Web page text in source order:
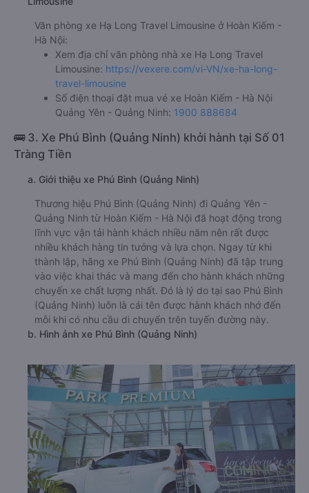
Văn phòng xe Hạ Long Travel Limousine ở Hoàn Kiếm -
Hà Nội:
Xem địa chỉ văn phòng nhà xe Hạ Long Travel
Limousine: https://vexere.com/vi-VN/xe-ha-long-
travel-limousine
Số điện thoại đặt mua vé xe Hoàn Kiếm - Hà Nội
Quảng Yên - Quảng Ninh: 1900 888684
🚌 3. Xe Phú Bình (Quảng Ninh) khởi hành tại Số 01
Tràng Tiền
a. Giới thiệu xe Phú Bình (Quảng Ninh)
Thương hiệu Phú Bình (Quảng Ninh) đi Quảng Yên -
Quảng Ninh từ Hoàn Kiếm - Hà Nội đã hoạt động trong
lĩnh vực vận tải hành khách nhiều năm nên rất được
nhiều khách hàng tin tưởng và lựa chọn. Ngay từ khi
thành lập, hãng xe Phú Bình (Quảng Ninh) đã tập trung
vào việc khai thác và mang đến cho hành khách những
chuyến xe chất lượng nhất. Đó là lý do tại sao Phú Bình
(Quảng Ninh) luôn là cái tên được hành khách nhớ đến
mỗi khi có nhu cầu di chuyển trên tuyến đường này.
b. Hình ảnh xe Phú Bình (Quảng Ninh)